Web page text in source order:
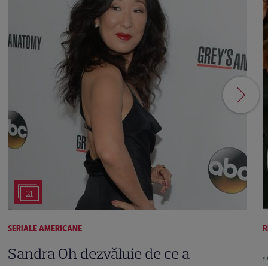
21
SERIALE AMERICANE
Sandra Oh dezvăluie de ce a